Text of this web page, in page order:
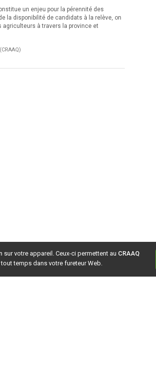
un enjeu pour la pérennité des
la disponibilité de candidats à la relève, on
agriculteurs à travers la province et
votre appareil. Ceux-ci permettent au CRAAQ
temps dans votre fureteur Web.